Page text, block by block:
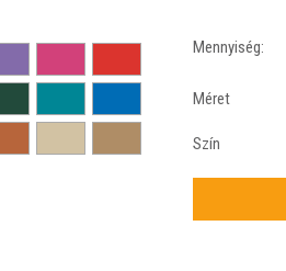
Mennyiség:
Méret
Szín